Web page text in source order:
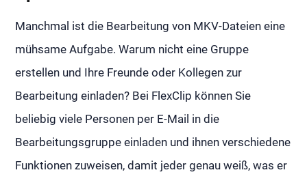
Manchmal ist die Bearbeitung von MKV-Dateien eine
mühsame Aufgabe. Warum nicht eine Gruppe
erstellen und Ihre Freunde oder Kollegen zur
Bearbeitung einladen? Bei FlexClip können Sie
beliebig viele Personen per E-Mail in die
Bearbeitungsgruppe einladen und ihnen verschiedene
Funktionen zuweisen, damit jeder genau weiß, was er